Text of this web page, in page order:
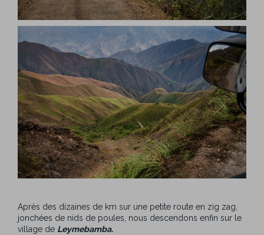
Après des dizaines de km sur une petite route en zig zag,
jonchées de nids de poules, nous descendons enfin sur le
village de Leymebamba.